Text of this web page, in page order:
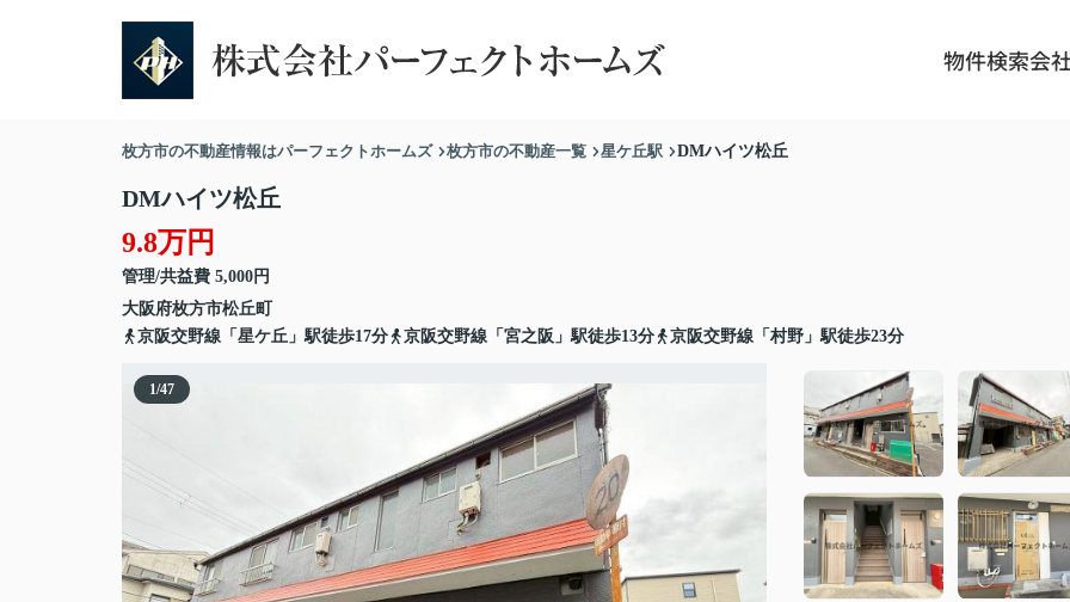
物件検索会
枚方市の不動産情報はパーフェクトホームズ 枚方市の不動産一覧 星ケ丘駅 DMハイツ松丘
DMハイツ松丘
9.8万円
管理/共益費 5,000円
大阪府枚方市松丘町
京阪交野線「星ケ丘」駅徒歩17分
京阪交野線「宮之阪」駅徒歩13分 京阪交野線「村野」駅徒歩23分
1/47